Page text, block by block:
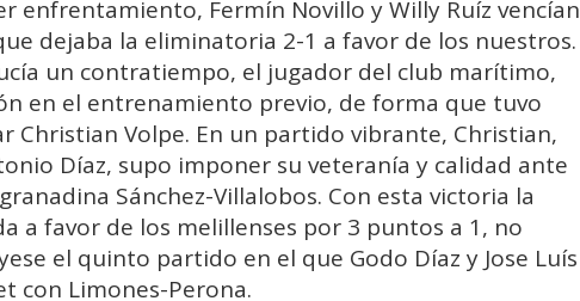
enfrentamiento, Fermín Novillo y Willy Ruíz vencían
dejaba la eliminatoria 2-1 a favor de los nuestros.
un contratiempo, el jugador del club marítimo,
en el entrenamiento previo, de forma que tuvo
Christian Volpe. En un partido vibrante, Christian,
Díaz, supo imponer su veteranía y calidad ante
Sánchez-Villalobos. Con esta victoria la
a favor de los melillenses por 3 puntos a 1, no
el quinto partido en el que Godo Díaz y Jose Luís
con Limones-Perona.